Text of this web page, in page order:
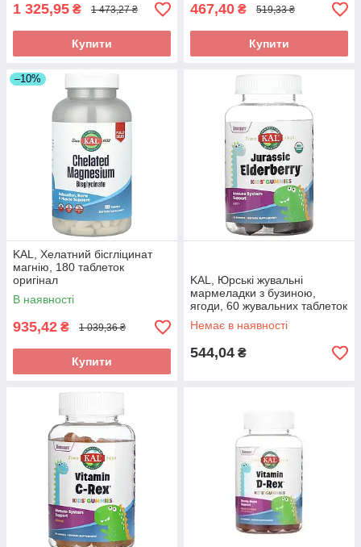
1 325,95 ₴ 1 473,27 ₴
Купити
467,40 ₴ 519,33 ₴
Купити
–10%
KAL, Хелатний бісгліцинат
магнію, 180 таблеток
оригінал
В наявності
935,42 ₴ 1 039,36 ₴
Купити
KAL, Юрські жувальні
мармеладки з бузиною,
ягоди, 60 жувальних таблеток
Немає в наявності
544,04 ₴